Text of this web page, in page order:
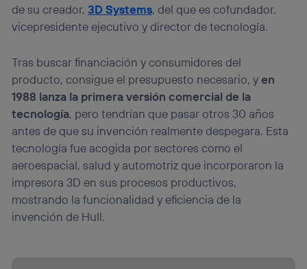
de su creador,3D Systems, del que es cofundador,
vicepresidente ejecutivo y director de tecnología.
Tras buscar financiación y consumidores del
producto, consigue el presupuesto necesario, yen
1988 lanza la primera versión comercial de la
tecnología, pero tendrían que pasar otros 30 años
antes de que su invención realmente despegara. Esta
tecnología fue acogida por sectores como el
aeroespacial, salud y automotriz que incorporaron la
impresora 3D en sus procesos productivos,
mostrando la funcionalidad y eficiencia de la
invención de Hull.
Puedes gestionar los consentimientos Utiq seleccionando
“Administrar Utiq” en la parte inferior de esta página web o
visitando el portal de privacidad de Utiq
la política de privacidad de Utiq .